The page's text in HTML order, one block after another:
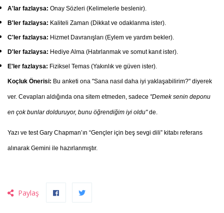
A'lar fazlaysa: Onay Sözleri (Kelimelerle beslenir).
B'ler fazlaysa: Kaliteli Zaman (Dikkat ve odaklanma ister).
C'ler fazlaysa: Hizmet Davranışları (Eylem ve yardım bekler).
D'ler fazlaysa: Hediye Alma (Hatırlanmak ve somut kanıt ister).
E'ler fazlaysa: Fiziksel Temas (Yakınlık ve güven ister).
Koçluk Önerisi: Bu anketi ona "Sana nasıl daha iyi yaklaşabilirim?" diyerek
ver. Cevapları aldığında ona sitem etmeden, sadece "Demek senin deponu
en çok bunlar dolduruyor, bunu öğrendiğim iyi oldu"de.
Yazı ve test Gary Chapman’ın “Gençler için beş sevgi dili” kitabı referans
alınarak Gemini ile hazırlanmıştır.
Paylaş